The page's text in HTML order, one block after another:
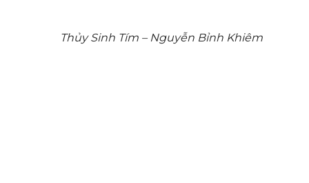
Thủy Sinh Tím – Nguyễn Bỉnh Khiêm